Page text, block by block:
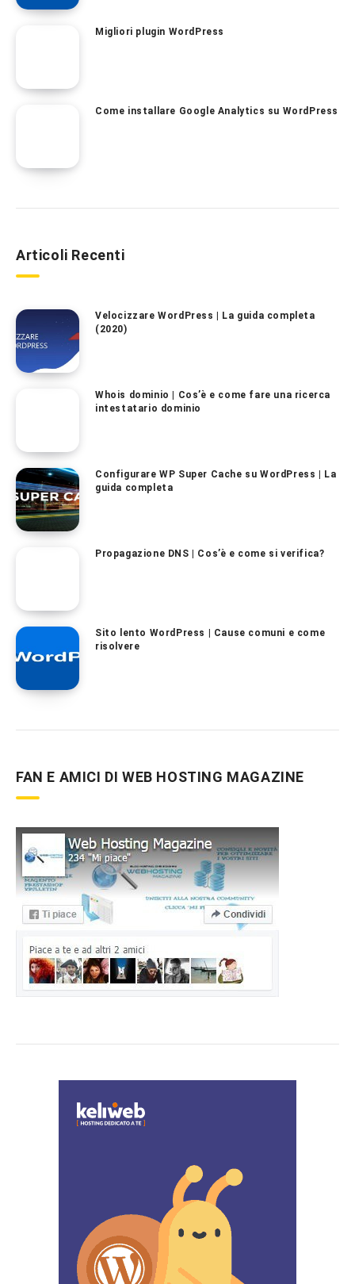
Migliori plugin WordPress
Come installare Google Analytics su WordPress
Articoli Recenti
Velocizzare WordPress | La guida completa
(2020)
Whois dominio | Cos’è e come fare una ricerca
intestatario dominio
Configurare WP Super Cache su WordPress | La
guida completa
Propagazione DNS | Cos’è e come si verifica?
Sito lento WordPress | Cause comuni e come
risolvere
FAN E AMICI DI WEB HOSTING MAGAZINE